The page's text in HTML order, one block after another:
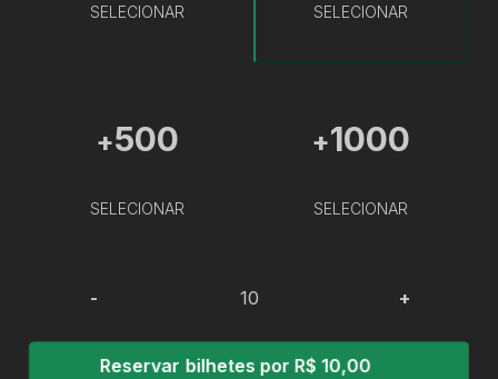
SELECIONAR SELECIONAR
+500
SELECIONAR
+1000
SELECIONAR
- +
Reservar bilhetes por R$ 10,00